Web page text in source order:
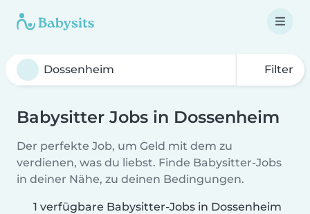
Filter
Babysitter Jobs in Dossenheim
Der perfekte Job, um Geld mit dem zu
verdienen, was du liebst. Finde Babysitter-Jobs
in deiner Nähe, zu deinen Bedingungen.
1 verfügbare Babysitter-Jobs in Dossenheim